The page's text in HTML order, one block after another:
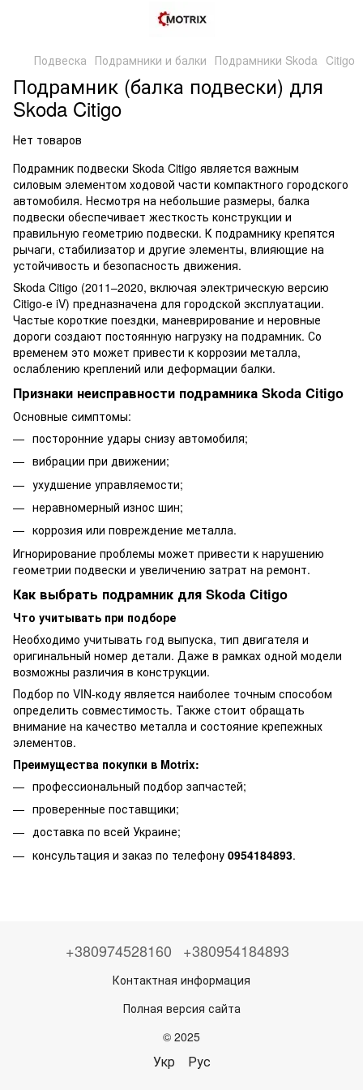
Подвеска Подрамники и балки Подрамники Skoda Citigo
Подрамник (балка подвески) для
Skoda Citigo
Нет товаров
Подрамник подвески Skoda Citigo является важным
силовым элементом ходовой части компактного городского
автомобиля. Несмотря на небольшие размеры, балка
подвески обеспечивает жесткость конструкции и
правильную геометрию подвески. К подрамнику крепятся
рычаги, стабилизатор и другие элементы, влияющие на
устойчивость и безопасность движения.
Skoda Citigo (2011–2020, включая электрическую версию
Citigo-e iV) предназначена для городской эксплуатации.
Частые короткие поездки, маневрирование и неровные
дороги создают постоянную нагрузку на подрамник. Со
временем это может привести к коррозии металла,
ослаблению креплений или деформации балки.
Признаки неисправности подрамника Skoda Citigo
Основные симптомы:
посторонние удары снизу автомобиля;
вибрации при движении;
ухудшение управляемости;
неравномерный износ шин;
коррозия или повреждение металла.
Игнорирование проблемы может привести к нарушению
геометрии подвески и увеличению затрат на ремонт.
Как выбрать подрамник для Skoda Citigo
Что учитывать при подборе
Необходимо учитывать год выпуска, тип двигателя и
оригинальный номер детали. Даже в рамках одной модели
возможны различия в конструкции.
Подбор по VIN-коду является наиболее точным способом
определить совместимость. Также стоит обращать
внимание на качество металла и состояние крепежных
элементов.
Преимущества покупки в Motrix:
профессиональный подбор запчастей;
проверенные поставщики;
доставка по всей Украине;
консультация и заказ по телефону 0954184893.
+380974528160 +380954184893
Контактная информация
Полная версия сайта
© 2025
Укр Рус